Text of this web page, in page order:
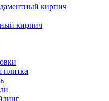
кирпич
кирпич
плитка